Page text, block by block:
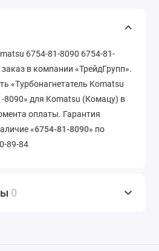
6754-81-8090 6754-81-
в компании «ТрейдГрупп».
«Турбонагнетатель Komatsu
8090» для Komatsu (Комацу) в
оплаты. Гарантия
«6754-81-8090» по
89-84
0